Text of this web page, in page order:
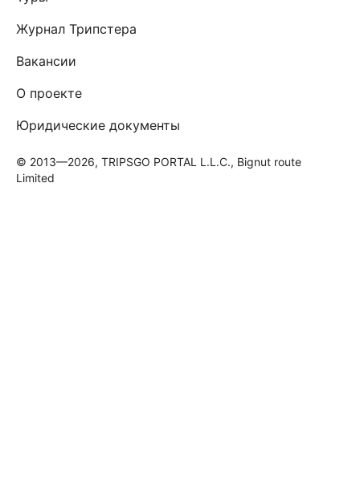
Журнал Трипстера
Вакансии
О проекте
Юридические документы
© 2013—2026, TRIPSGO PORTAL L.L.C., Bignut route
Limited